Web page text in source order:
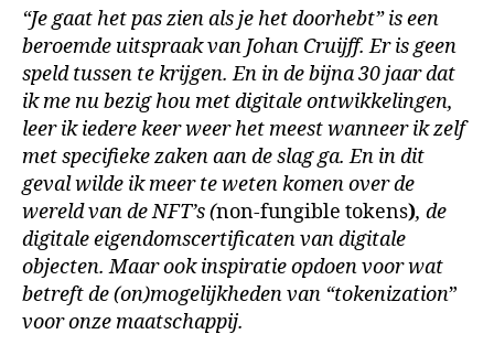
“Je gaat het pas zien als je het doorhebt” is een
beroemde uitspraak van Johan Cruijff. Er is geen
speld tussen te krijgen. En in de bijna 30 jaar dat
ik me nu bezig hou met digitale ontwikkelingen,
leer ik iedere keer weer het meest wanneer ik zelf
met specifieke zaken aan de slag ga. En in dit
geval wilde ik meer te weten komen over de
wereld van de NFT’s (non-fungible tokens), de
digitale eigendomscertificaten van digitale
objecten. Maar ook inspiratie opdoen voor wat
betreft de (on)mogelijkheden van “tokenization”
voor onze maatschappij.